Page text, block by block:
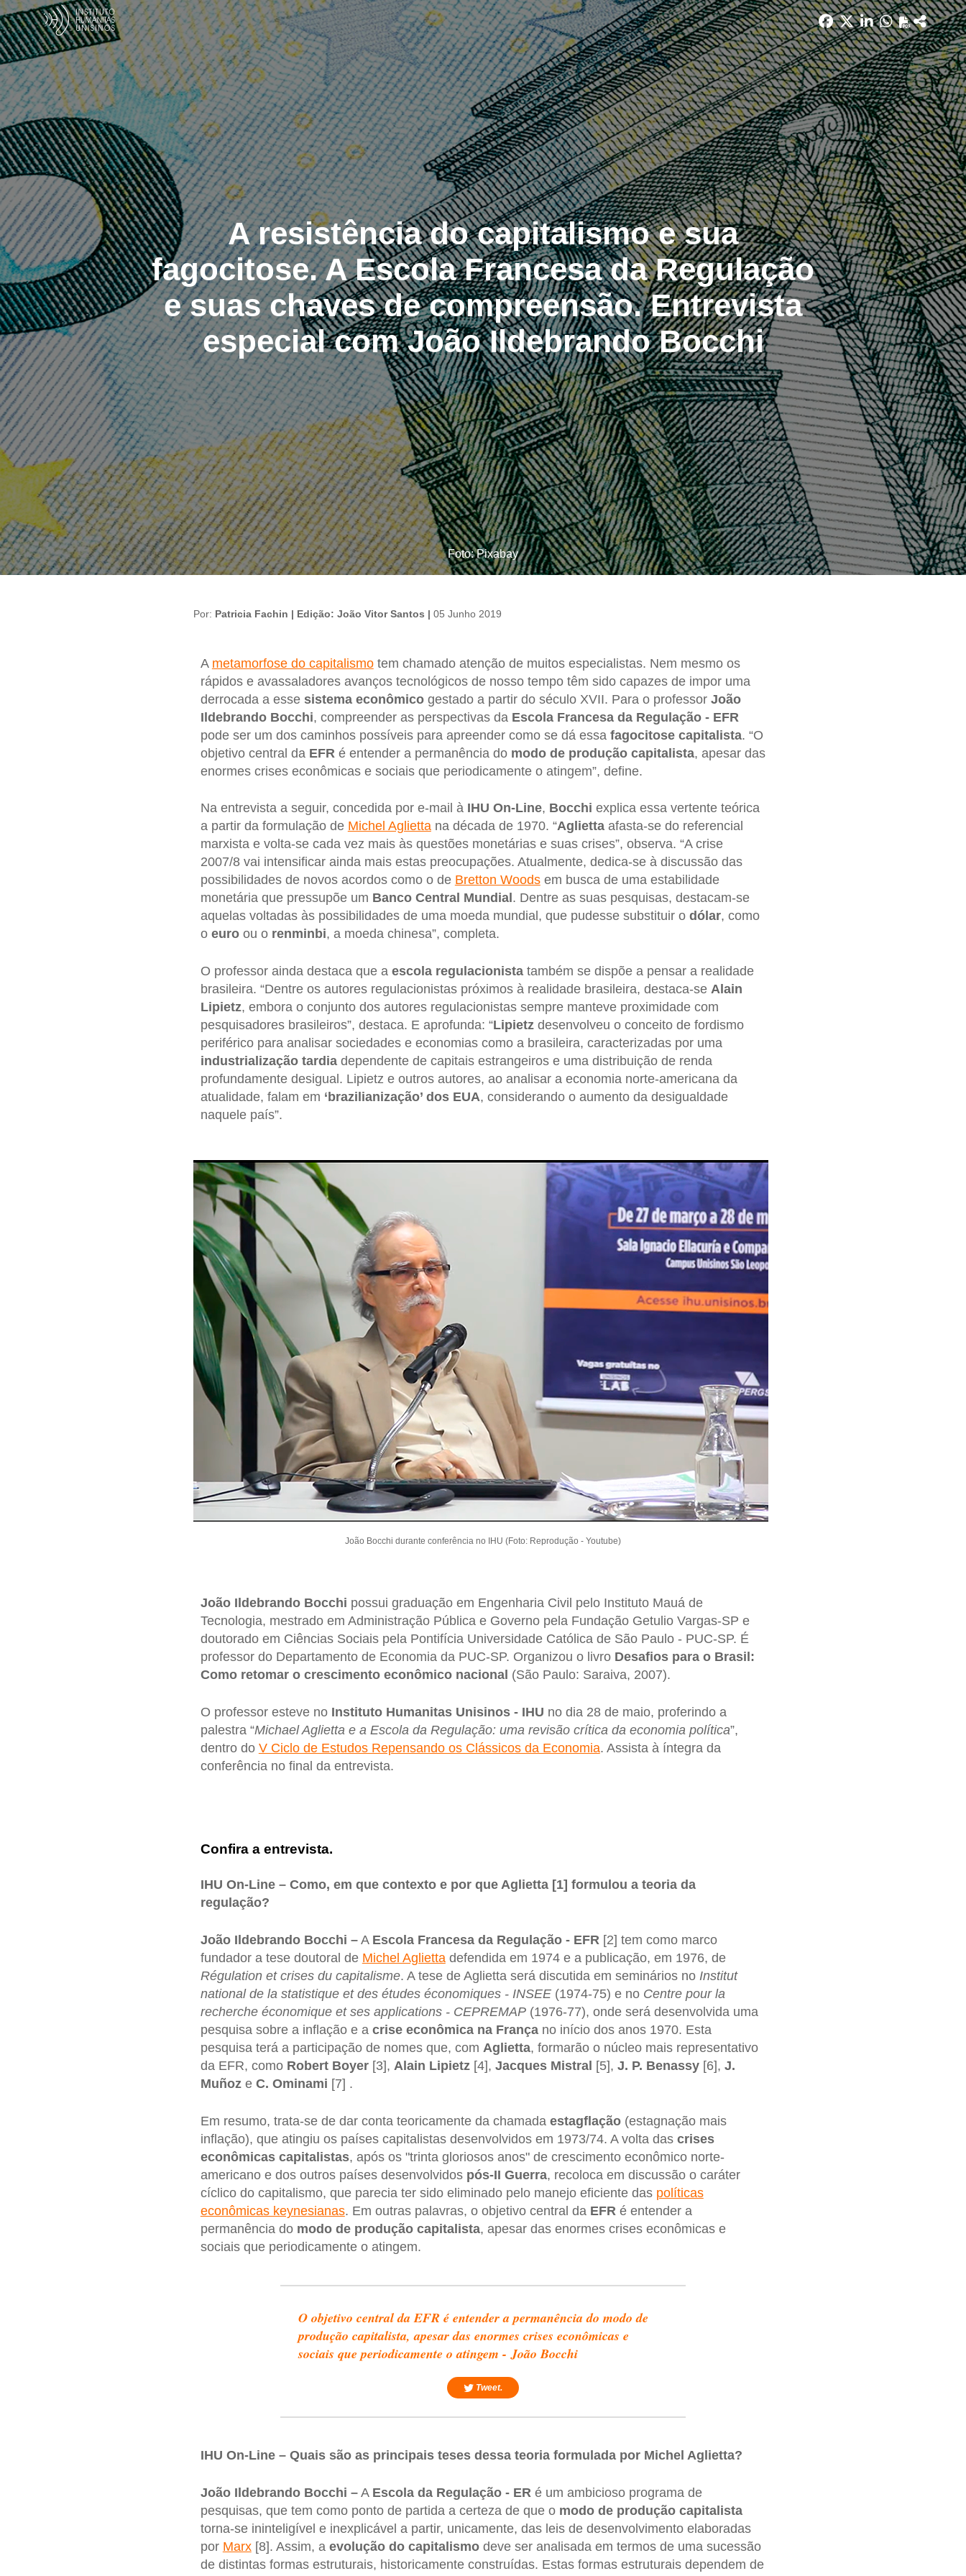
A resistência do capitalismo e sua
fagocitose. A Escola Francesa da Regulação
e suas chaves de compreensão. Entrevista
especial com João Ildebrando Bocchi
Foto: Pixabay
Por: Patricia Fachin | Edição: João Vitor Santos | 05 Junho 2019
A metamorfose do capitalismotem chamado atenção de muitos especialistas. Nem mesmo os
rápidos e avassaladores avanços tecnológicos de nosso tempo têm sido capazes de impor uma
derrocada a esse sistema econômicogestado a partir do século XVII. Para o professor João
Ildebrando Bocchi, compreender as perspectivas da Escola Francesa da Regulação - EFR
pode ser um dos caminhos possíveis para apreender como se dá essa fagocitose capitalista. “O
objetivo central da EFR é entender a permanência do modo de produção capitalista, apesar das
enormes crises econômicas e sociais que periodicamente o atingem”, define.
Na entrevista a seguir, concedida por e-mail à IHU On-Line, Bocchi explica essa vertente teórica
a partir da formulação de Michel Agliettana década de 1970. “Agliettaafasta-se do referencial
marxista e volta-se cada vez mais às questões monetárias e suas crises”, observa. “A crise
2007/8 vai intensificar ainda mais estas preocupações. Atualmente, dedica-se à discussão das
possibilidades de novos acordos como o de Bretton Woodsem busca de uma estabilidade
monetária que pressupõe um Banco Central Mundial . Dentre as suas pesquisas, destacam-se
aquelas voltadas às possibilidades de uma moeda mundial, que pudesse substituir o dólar, como
o euroou o renminbi, a moeda chinesa”, completa.
O professor ainda destaca que a escola regulacionistatambém se dispõe a pensar a realidade
brasileira. “Dentre os autores regulacionistas próximos à realidade brasileira, destaca-se Alain
Lipietz, embora o conjunto dos autores regulacionistas sempre manteve proximidade com
pesquisadores brasileiros”, destaca. E aprofunda: “Lipietzdesenvolveu o conceito de fordismo
periférico para analisar sociedades e economias como a brasileira, caracterizadas por uma
industrialização tardiadependente de capitais estrangeiros e uma distribuição de renda
profundamente desigual. Lipietz e outros autores, ao analisar a economia norte-americana da
atualidade, falam em ‘brazilianização’ dos EUA, considerando o aumento da desigualdade
naquele país”.
João Bocchi durante conferência no IHU (Foto: Reprodução - Youtube)
João Ildebrando Bocchi possui graduação em Engenharia Civil pelo Instituto Mauá de
Tecnologia, mestrado em Administração Pública e Governo pela Fundação Getulio Vargas-SP e
doutorado em Ciências Sociais pela Pontifícia Universidade Católica de São Paulo - PUC-SP. É
professor do Departamento de Economia da PUC-SP. Organizou o livro Desafios para o Brasil:
Como retomar o crescimento econômico nacional (São Paulo: Saraiva, 2007).
O professor esteve no Instituto Humanitas Unisinos - IHU no dia 28 de maio, proferindo a
palestra “Michael Aglietta e a Escola da Regulação: uma revisão crítica da economia política”,
dentro do V Ciclo de Estudos Repensando os Clássicos da Economia. Assista à íntegra da
conferência no final da entrevista.
Confira a entrevista.
IHU On-Line – Como, em que contexto e por que Aglietta [1] formulou a teoria da
regulação?
João Ildebrando Bocchi –A Escola Francesa da Regulação - EFR [2] tem como marco
fundador a tese doutoral de Michel Agliettadefendida em 1974 e a publicação, em 1976, de
Régulation et crises du capitalisme. A tese de Aglietta será discutida em seminários no Institut
national de la statistique et des études économiques - INSEE(1974-75) e no Centre pour la
recherche économique et ses applications - CEPREMAP(1976-77), onde será desenvolvida uma
pesquisa sobre a inflação e a crise econômica na Françano início dos anos 1970. Esta
pesquisa terá a participação de nomes que, com Aglietta, formarão o núcleo mais representativo
da EFR, como Robert Boyer [3], Alain Lipietz [4], Jacques Mistral [5], J. P. Benassy [6], J.
Muñoze C. Ominami [7] .
Em resumo, trata-se de dar conta teoricamente da chamada estagflação(estagnação mais
inflação), que atingiu os países capitalistas desenvolvidos em 1973/74. A volta das crises
econômicas capitalistas, após os "trinta gloriosos anos" de crescimento econômico norte-
americano e dos outros países desenvolvidos pós-II Guerra, recoloca em discussão o caráter
cíclico do capitalismo, que parecia ter sido eliminado pelo manejo eficiente das políticas
econômicas keynesianas. Em outras palavras, o objetivo central da EFR é entender a
permanência do modo de produção capitalista, apesar das enormes crises econômicas e
sociais que periodicamente o atingem.
O objetivo central da EFR é entender a permanência do modo de
produção capitalista, apesar das enormes crises econômicas e
sociais que periodicamente o atingem - João Bocchi
Tweet.
IHU On-Line – Quais são as principais teses dessa teoria formulada por Michel Aglietta?
João Ildebrando Bocchi –A Escola da Regulação - ER é um ambicioso programa de
pesquisas, que tem como ponto de partida a certeza de que o modo de produção capitalista
torna-se ininteligível e inexplicável a partir, unicamente, das leis de desenvolvimento elaboradas
por Marx[8]. Assim, a evolução do capitalismodeve ser analisada em termos de uma sucessão
de distintas formas estruturais, historicamente construídas. Estas formas estruturais dependem de